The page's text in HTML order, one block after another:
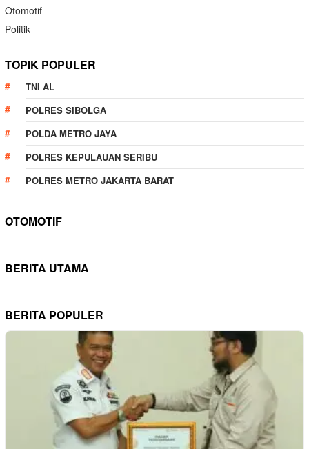
Otomotif
Politik
TOPIK POPULER
TNI AL
POLRES SIBOLGA
POLDA METRO JAYA
POLRES KEPULAUAN SERIBU
POLRES METRO JAKARTA BARAT
OTOMOTIF
BERITA UTAMA
BERITA POPULER